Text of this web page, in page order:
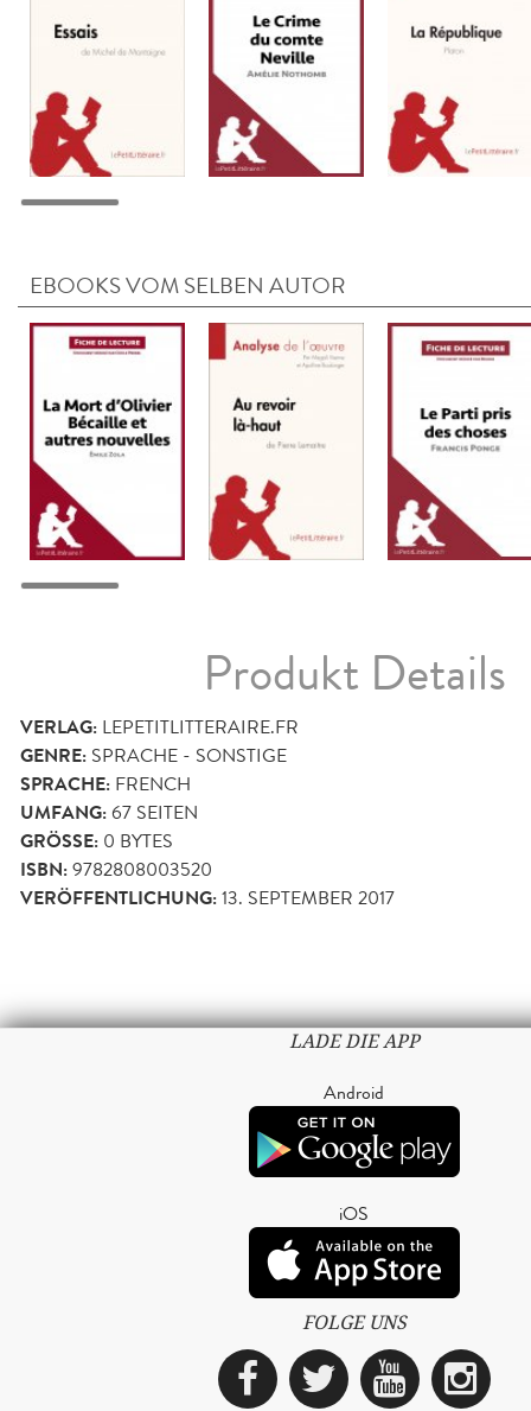
EBOOKS VOM SELBEN AUTOR
Produkt Details
VERLAG: LEPETITLITTERAIRE.FR
GENRE: SPRACHE - SONSTIGE
SPRACHE: FRENCH
UMFANG:67 SEITEN
GRÖSSE: 0 BYTES
ISBN:9782808003520
VERÖFFENTLICHUNG:13. SEPTEMBER 2017
LADE DIE APP
Android
iOS
FOLGE UNS
Facebook
Twitter